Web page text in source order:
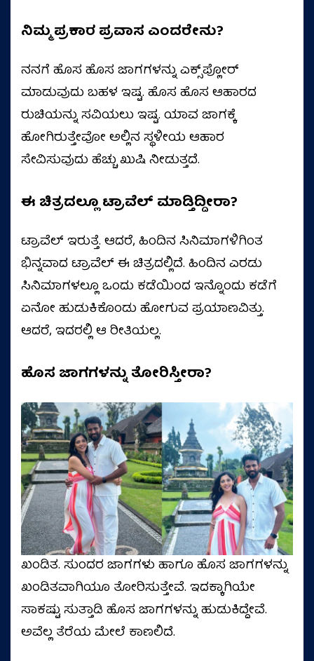
ನಿಮ್ಮ ಪ್ರಕಾರ ಪ್ರವಾಸ ಎಂದರೇನು?
ನನಗೆ ಹೊಸ ಹೊಸ ಜಾಗಗಳನ್ನು ಎಕ್ಸ್‌ಪ್ಲೋರ್‌
ಮಾಡುವುದು ಬಹಳ ಇಷ್ಟ. ಹೊಸ ಹೊಸ ಆಹಾರದ
ರುಚಿಯನ್ನು ಸವಿಯಲು ಇಷ್ಟ. ಯಾವ ಜಾಗಕ್ಕೆ
ಹೋಗಿರುತ್ತೇವೋ ಅಲ್ಲಿನ ಸ್ಥಳೀಯ ಆಹಾರ
ಸೇವಿಸುವುದು ಹೆಚ್ಚು ಖುಷಿ ನೀಡುತ್ತದೆ.
ಈ ಚಿತ್ರದಲ್ಲೂ ಟ್ರಾವೆಲ್‌ ಮಾಡ್ತಿದ್ದೀರಾ?
ಟ್ರಾವೆಲ್‌ ಇರುತ್ತೆ. ಆದರೆ, ಹಿಂದಿನ ಸಿನಿಮಾಗಳಿಗಿಂತ
ಭಿನ್ನವಾದ ಟ್ರಾವೆಲ್‌ ಈ ಚಿತ್ರದಲ್ಲಿದೆ. ಹಿಂದಿನ ಎರಡು
ಸಿನಿಮಾಗಳಲ್ಲೂ ಒಂದು ಕಡೆಯಿಂದ ಇನ್ನೊಂದು ಕಡೆಗೆ
ಏನೋ ಹುಡುಕಿಕೊಂಡು ಹೋಗುವ ಪ್ರಯಾಣವಿತ್ತು.
ಆದರೆ, ಇದರಲ್ಲಿ ಆ ರೀತಿಯಲ್ಲ.
ಹೊಸ ಜಾಗಗಳನ್ನು ತೋರಿಸ್ತೀರಾ?
ಖಂಡಿತ. ಸುಂದರ ಜಾಗಗಳು ಹಾಗೂ ಹೊಸ ಜಾಗಗಳನ್ನು
ಖಂಡಿತವಾಗಿಯೂ ತೋರಿಸುತ್ತೇವೆ. ಇದಕ್ಕಾಗಿಯೇ
ಸಾಕಷ್ಟು ಸುತ್ತಾಡಿ ಹೊಸ ಜಾಗಗಳನ್ನು ಹುಡುಕಿದ್ದೇವೆ.
ಅವೆಲ್ಲ ತೆರೆಯ ಮೇಲೆ ಕಾಣಲಿದೆ.